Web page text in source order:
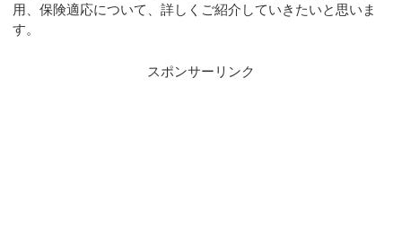
用、保険適応について、詳しくご紹介していきたいと思いま
す。
スポンサーリンク